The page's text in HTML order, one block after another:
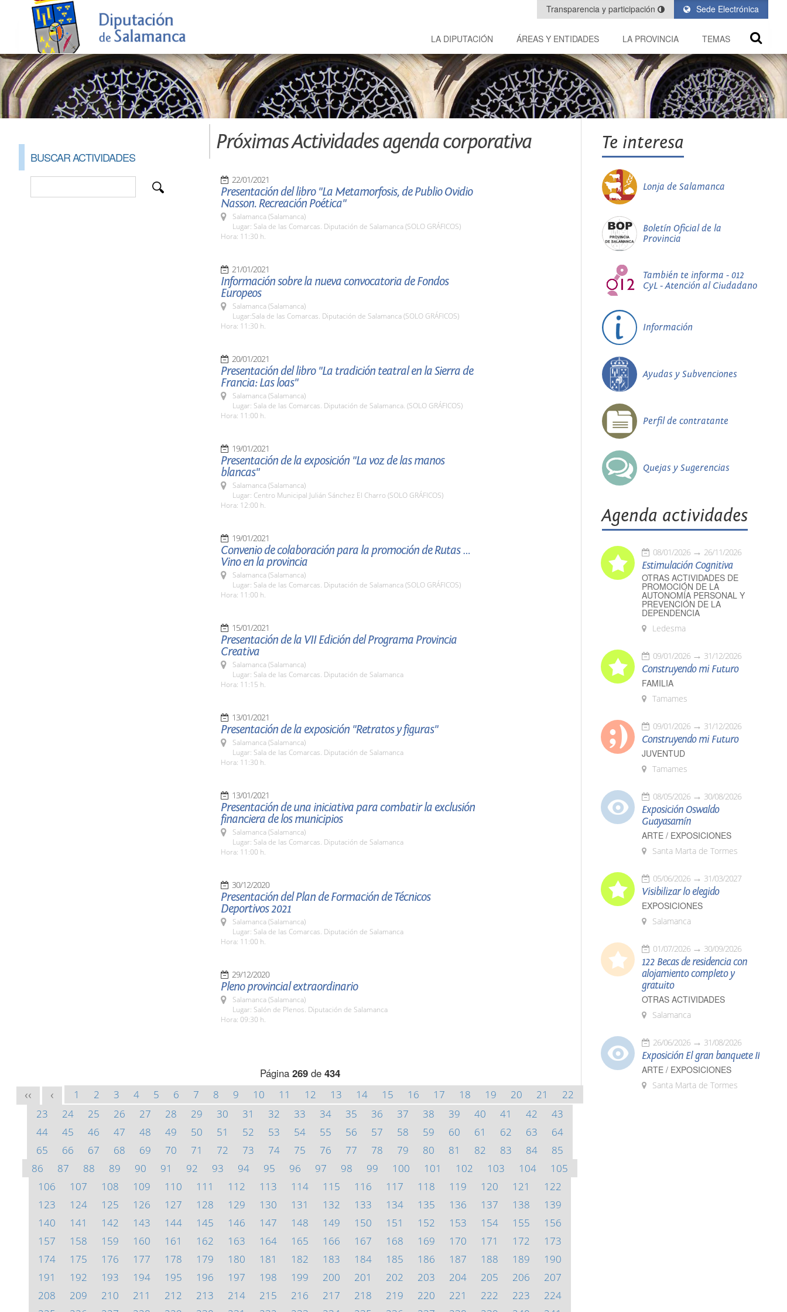
Sede Electrónica
Transparencia y participación
LA DIPUTACIÓN ÁREAS Y ENTIDADES LA PROVINCIA TEMAS
BUSCAR ACTIVIDADES
Próximas Actividades agenda corporativa
22/01/2021
Presentación del libro "La Metamorfosis, de Publio Ovidio
Nasson. Recreación Poética"
Salamanca (Salamanca)
Lugar: Sala de las Comarcas. Diputación de Salamanca (SOLO GRÁFICOS)
Hora: 11:30 h.
21/01/2021
Información sobre la nueva convocatoria de Fondos
Europeos
Salamanca (Salamanca)
Lugar:Sala de las Comarcas. Diputación de Salamanca (SOLO GRÁFICOS)
Hora: 11:30 h.
20/01/2021
Presentación del libro "La tradición teatral en la Sierra de
Francia: Las loas"
Salamanca (Salamanca)
Lugar: Sala de las Comarcas. Diputación de Salamanca. (SOLO GRÁFICOS)
Hora: 11:00 h.
19/01/2021
Presentación de la exposición "La voz de las manos
blancas"
Salamanca (Salamanca)
Lugar: Centro Municipal Julián Sánchez El Charro (SOLO GRÁFICOS)
Hora: 12:00 h.
19/01/2021
Convenio de colaboración para la promoción de Rutas del
Vino en la provincia
Salamanca (Salamanca)
Lugar: Sala de las Comarcas. Diputación de Salamanca (SOLO GRÁFICOS)
Hora: 11:00 h.
15/01/2021
Presentación de la VII Edición del Programa Provincia
Creativa
Salamanca (Salamanca)
Lugar: Sala de las Comarcas. Diputación de Salamanca
Hora: 11:15 h.
13/01/2021
Presentación de la exposición "Retratos y figuras"
Salamanca (Salamanca)
Lugar: Sala de las Comarcas. Diputación de Salamanca
Hora: 11:30 h.
13/01/2021
Presentación de una iniciativa para combatir la exclusión
financiera de los municipios
Salamanca (Salamanca)
Lugar: Sala de las Comarcas. Diputación de Salamanca
Hora: 11:00 h.
30/12/2020
Presentación del Plan de Formación de Técnicos
Deportivos 2021
Salamanca (Salamanca)
Lugar: Sala de las Comarcas. Diputación de Salamanca
Hora: 11:00 h.
29/12/2020
Pleno provincial extraordinario
Salamanca (Salamanca)
Lugar: Salón de Plenos. Diputación de Salamanca
Hora: 09:30 h.
Página 269de 434
<< < 1 2 3 4 5 6 7 8 9 10 11 12 13 14 15 16 17 18 19 20 21
22
23
24 25 26 27 28 29 30 31 32 33 34 35 36 37 38 39 40 41 42
43
44
45 46 47 48 49 50 51 52 53 54 55 56 57 58 59 60 61 62 63
64
65
66 67 68 69 70 71 72 73 74 75 76 77 78 79 80 81 82 83 84
85
86
87 88 89 90 91 92 93 94 95 96 97 98 99 100 101 102 103 104
105
106
107 108 109 110 111 112 113 114 115 116 117 118 119 120 121
122
123
124 125 126 127 128 129 130 131 132 133 134 135 136 137 138
139
140
141 142 143 144 145 146 147 148 149 150 151 152 153 154 155
156
157
158 159 160 161 162 163 164 165 166 167 168 169 170 171 172
173
174
175 176 177 178 179 180 181 182 183 184 185 186 187 188 189
190
191
192 193 194 195 196 197 198 199 200 201 202 203 204 205 206
207
208
209 210 211 212 213 214 215 216 217 218 219 220 221 222 223
224
Te interesa
Lonja de Salamanca
Boletín Oficial de la
Provincia
También te informa - 012
CyL - Atención al Ciudadano
Información
Ayudas y Subvenciones
Perfil de contratante
Quejas y Sugerencias
Agenda actividades
08/01/2026 26/11/2026
Estimulación Cognitiva
OTRAS ACTIVIDADES DE
PROMOCIÓN DE LA
AUTONOMÍA PERSONAL Y
PREVENCIÓN DE LA
DEPENDENCIA
Ledesma
09/01/2026 31/12/2026
Construyendo mi Futuro
FAMILIA
Tamames
09/01/2026 31/12/2026
Construyendo mi Futuro
JUVENTUD
Tamames
08/05/2026 30/08/2026
Exposición Oswaldo
Guayasamín
ARTE / EXPOSICIONES
Santa Marta de Tormes
05/06/2026 31/03/2027
Visibilizar lo elegido
EXPOSICIONES
Salamanca
01/07/2026 30/09/2026
122 Becas de residencia con
alojamiento completo y
gratuito
OTRAS ACTIVIDADES
Salamanca
26/06/2026 31/08/2026
Exposición El gran banquete II
ARTE / EXPOSICIONES
Santa Marta de Tormes